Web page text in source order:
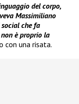
del corpo,
Massimiliano
social che fa
è proprio la
con una risata.